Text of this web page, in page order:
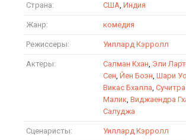
Страна: США, Индия
Жанр: комедия
Режиссеры: Уиллард Кэрролл
Актеры: Салман Кхан, Эли
Сен, Йен Боэн, Шари
Викас Бхалла,
Малик, Виджаендра
Салуджа
Сценаристы: Уиллард Кэрролл